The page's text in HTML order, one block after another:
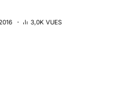
3,0K VUES